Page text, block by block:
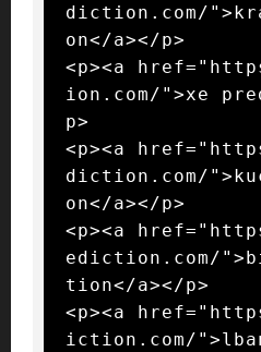
diction.com/
on</a></p>
<p><a
ion.com/">xe
p>
<p><a
diction.com/
on</a></p>
<p><a
ediction.com/
tion</a></p>
<p><a
iction.com/